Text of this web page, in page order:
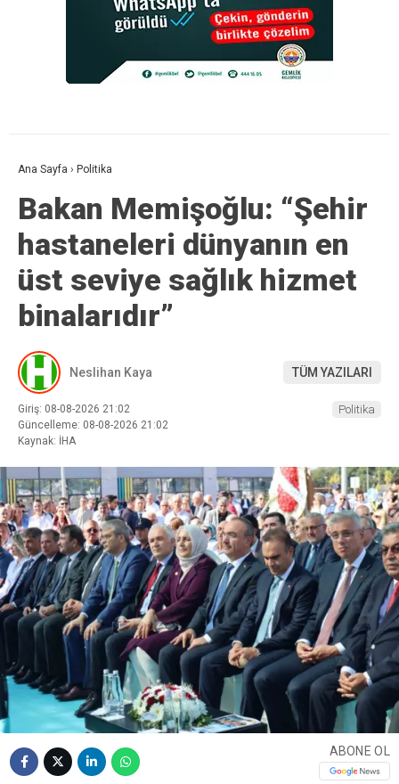
Ana Sayfa › Politika
Bakan Memişoğlu: “Şehir
hastaneleri dünyanın en
üst seviye sağlık hizmet
binalarıdır”
Neslihan Kaya TÜM YAZILARI
Giriş: 08-08-2026 21:02
Güncelleme: 08-08-2026 21:02
Kaynak: İHA
Politika
ABONE OL